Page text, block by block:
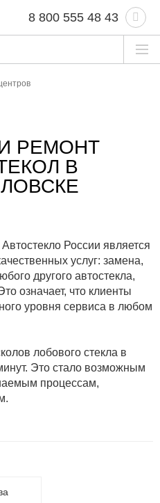
8 800 555 48 43
РЕМОНТ
В
России является
услуг: замена,
другого автостекла,
означает, что клиенты
уровня сервиса в любом
лобового стекла в
Это стало возможным
процессам,